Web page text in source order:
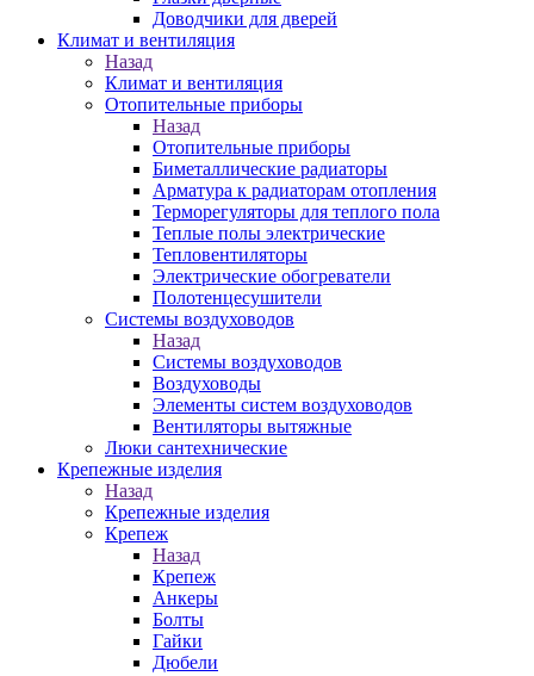
Доводчики для дверей
Климат и вентиляция
Назад
Климат и вентиляция
Отопительные приборы
Назад
Отопительные приборы
Биметаллические радиаторы
Арматура к радиаторам отопления
Терморегуляторы для теплого пола
Теплые полы электрические
Тепловентиляторы
Электрические обогреватели
Полотенцесушители
Системы воздуховодов
Назад
Системы воздуховодов
Воздуховоды
Элементы систем воздуховодов
Вентиляторы вытяжные
Люки сантехнические
Крепежные изделия
Назад
Крепежные изделия
Крепеж
Назад
Крепеж
Анкеры
Болты
Гайки
Дюбели